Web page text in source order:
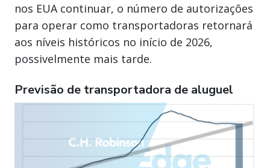
nos EUA continuar, o número de autorizações
para operar como transportadoras retornará
aos níveis históricos no início de 2026,
possivelmente mais tarde.
Previsão de transportadora de aluguel